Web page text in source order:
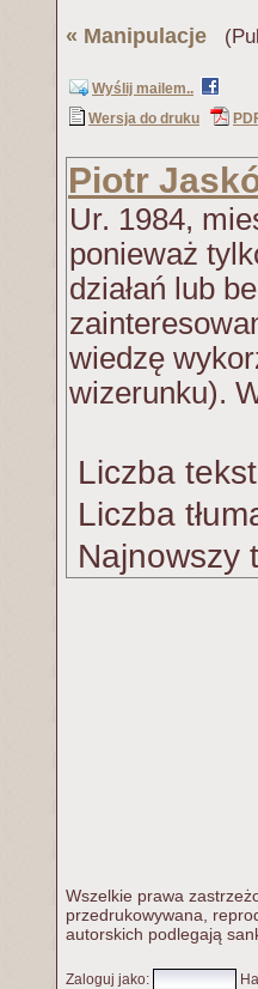
« Manipulacje
Wyślij mailem..
Wersja do druku
Piotr
Ur. 1984,
ponieważ
działań lub
wiedzę
wizerunku).
Liczba
Liczba
Najnowszy
Wszelkie prawa
przedrukowywana,
autorskich podlegają
Zaloguj jako: